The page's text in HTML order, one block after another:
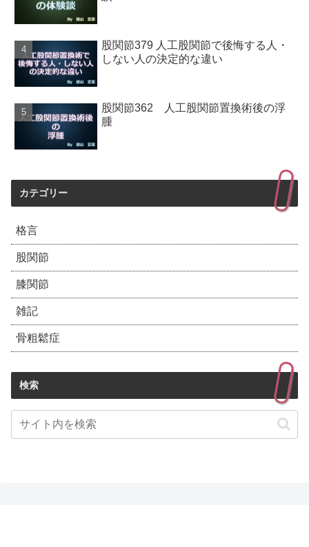
股関節379 人工股関節で後悔する人・
しない人の決定的な違い
股関節362 人工股関節置換術後の浮
腫
カテゴリー
格言
股関節
膝関節
雑記
骨粗鬆症
検索